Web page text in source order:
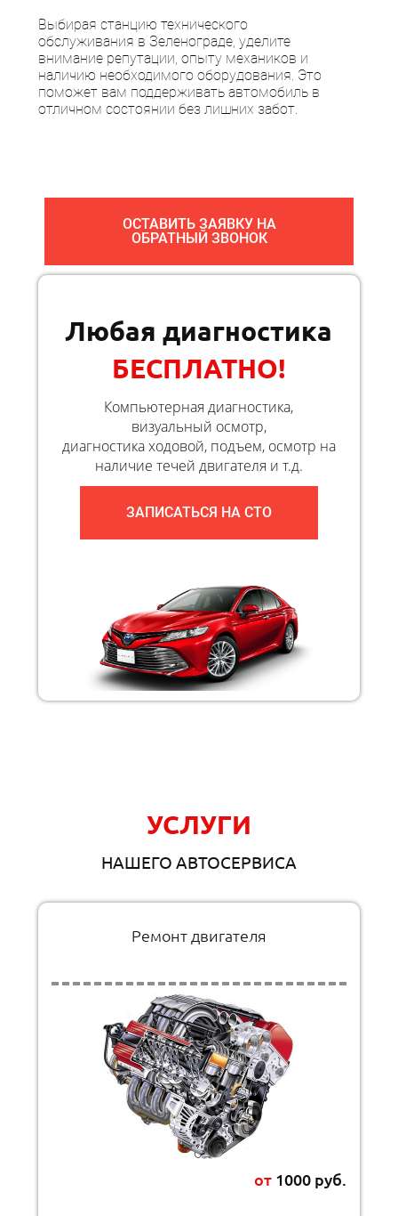
Выбирая станцию технического
обслуживания в Зеленограде, уделите
внимание репутации, опыту механиков и
наличию необходимого оборудования. Это
поможет вам поддерживать автомобиль в
отличном состоянии без лишних забот.
ОСТАВИТЬ ЗАЯВКУ НА
ОБРАТНЫЙ ЗВОНОК
Любая диагностика
БЕСПЛАТНО!
Компьютерная диагностика,
визуальный осмотр,
диагностика ходовой, подъем, осмотр на
наличие течей двигателя и т.д.
ЗАПИСАТЬСЯ НА СТО
УСЛУГИ
НАШЕГО АВТОСЕРВИСА
Ремонт двигателя
от1000 руб.